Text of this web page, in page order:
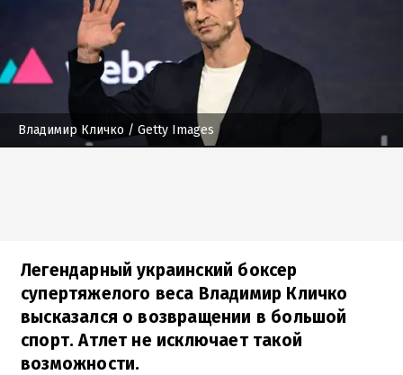
Владимир Кличко / Getty Images
Легендарный украинский боксер
супертяжелого веса Владимир Кличко
высказался о возвращении в большой
спорт. Атлет не исключает такой
возможности.